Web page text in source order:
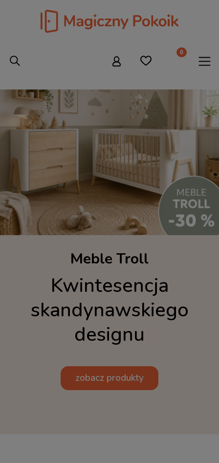
Meble Troll
Kwintesencja
skandynawskiego
designu
zobacz produkty